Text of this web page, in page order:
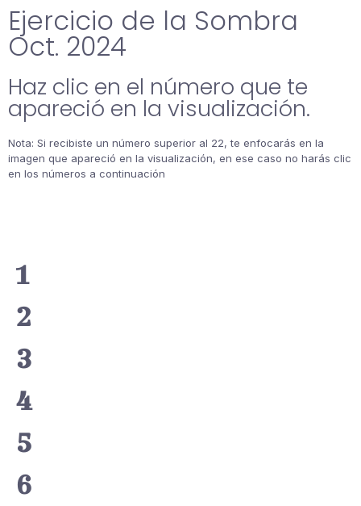
Ejercicio de la Sombra
Oct. 2024
Haz clic en el número que te
apareció en la visualización.
Nota: Si recibiste un número superior al 22, te enfocarás en la
imagen que apareció en la visualización, en ese caso no harás clic
en los números a continuación
1
2
3
4
5
6